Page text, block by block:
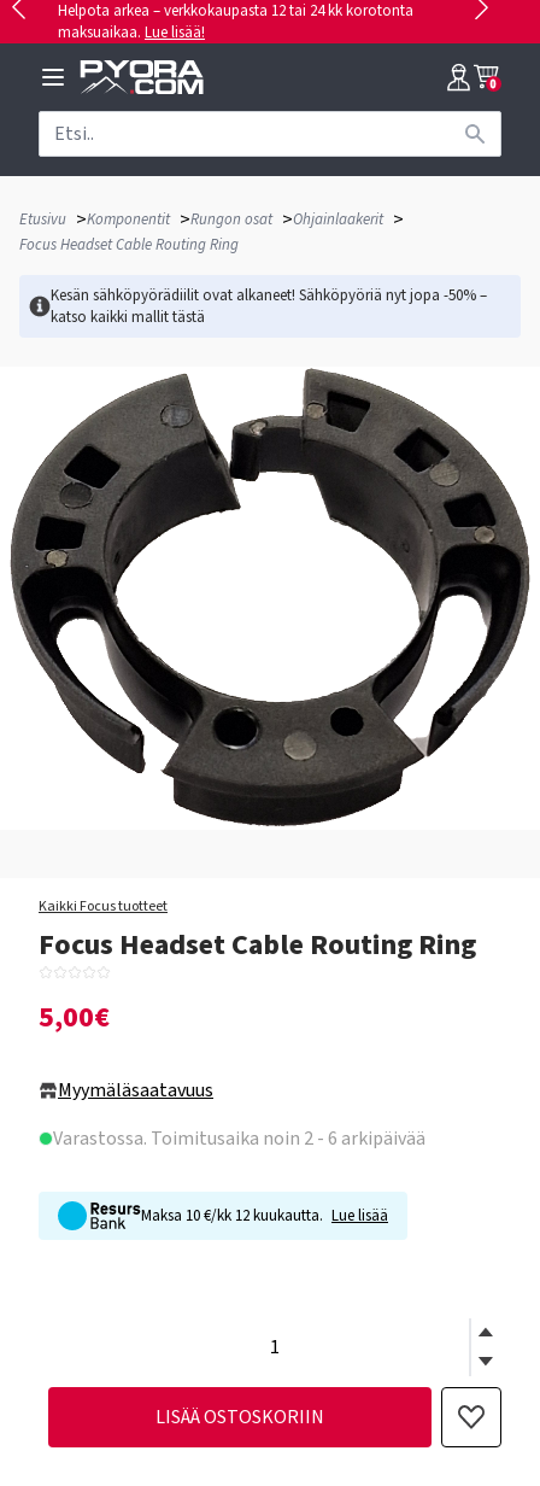
Helpota arkea – verkkokaupasta 12 tai 24 kk korotonta
maksuaikaa. Lue lisää!
0
Etusivu >Komponentit >Rungon osat >Ohjainlaakerit >
Focus Headset Cable Routing Ring
Kesän sähköpyörädiilit ovat alkaneet! Sähköpyöriä nyt jopa -50% –
katso kaikki mallittästä
Kaikki Focus tuotteet
Focus Headset Cable Routing Ring
5,00€
Myymäläsaatavuus
Varastossa. Toimitusaika noin 2 - 6 arkipäivää
Maksa 10 €/kk 12 kuukautta. Lue lisää
LISÄÄ OSTOSKORIIN